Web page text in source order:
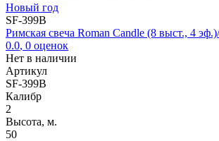
Новый год
SF-399B
Римская свеча Roman Candle (8 выст., 4
0.0, 0 оценок
Нет в наличии
Артикул
SF-399B
Калибр
2
Высота, м.
50